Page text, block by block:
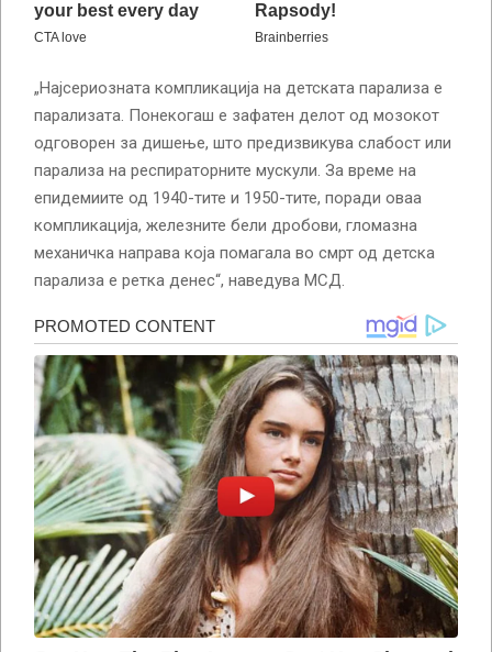
„Најсериозната компликација на детската парализа е
парализата. Понекогаш е зафатен делот од мозокот
одговорен за дишење, што предизвикува слабост или
парализа на респираторните мускули. За време на
епидемиите од 1940-тите и 1950-тите, поради оваа
компликација, железните бели дробови, гломазна
механичка направа која помагала во смрт од детска
парализа е ретка денес“, наведува МСД.